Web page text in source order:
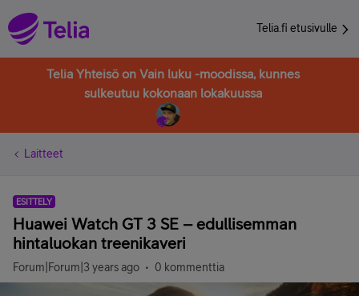
Telia.fi etusivulle
Telia Yhteisö on Vain luku -moodissa, kunnes
sulkeutuu kokonaan lokakuussa
Laitteet
ESITTELY
Huawei Watch GT 3 SE – edullisemman
hintaluokan treenikaveri
Forum|Forum|3 years ago 0 kommenttia